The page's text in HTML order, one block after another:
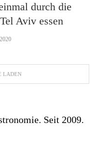
durch die
Aviv essen
LADEN
Seit 2009.